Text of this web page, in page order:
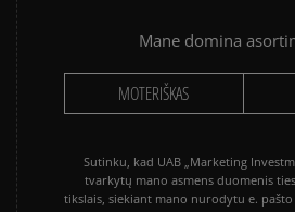
Mane domina
MOTERIŠKAS
Sutinku, kad UAB „Marketing
tvarkytų mano asmens duomenis
tikslais, siekiant mano nurodytu e.